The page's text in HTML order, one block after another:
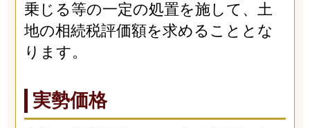
乗じる等の一定の処置を施して、土
地の相続税評価額を求めることとな
ります。
実勢価格